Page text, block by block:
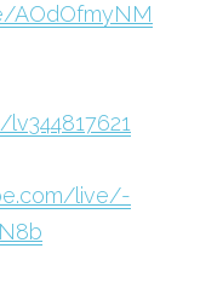
AOdOfmyNM
live/-